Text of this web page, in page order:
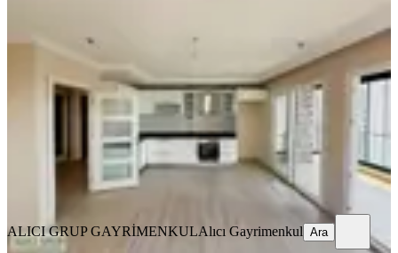
3+1·135 m²·10. Kat·06.08.2026
34.000 ₺
ALICI GRUP GAYRİMENKULAlıcı Gayrimenkul
ALICI GRUP GAYRİMENKULAlıcı Gayrimenkul Ara